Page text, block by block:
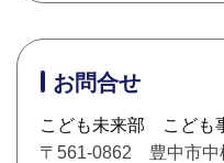
お問合せ
こども未来部 こども
〒561-0862 豊中市